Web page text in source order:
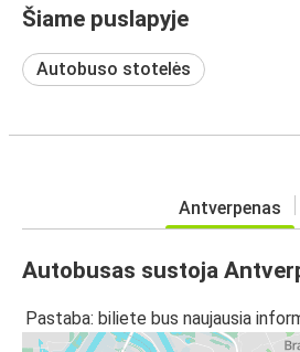
Šiame puslapyje
Autobuso stotelės
Antverpenas
Autobusas sustoja
Pastaba: biliete bus naujausia